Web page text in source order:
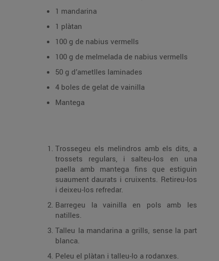
1 mandarina
1 plàtan
100 g de nabius vermells
100 g de melmelada de nabius vermells
50 g d’ametlles laminades
4 boles de gelat de vainilla
Mantega
Trossegeu els melindros amb els dits, a
trossets regulars, i salteu-los en una
paella amb mantega fins que estiguin
suaument daurats i cruixents. Retireu-los
i deixeu-los refredar.
Barregeu la vainilla en pols amb les
natilles.
Talleu la mandarina a grills, sense la part
blanca.
Peleu el plàtan i talleu-lo a rodanxes.